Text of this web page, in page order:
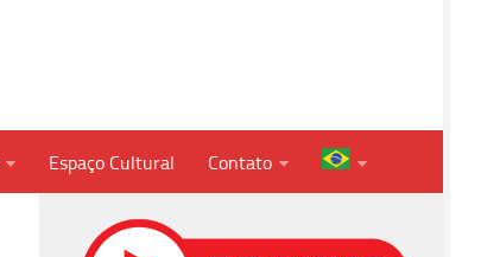
Espaço Cultural Contato